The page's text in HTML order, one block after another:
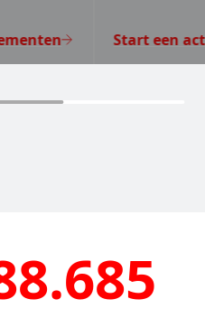
Start een